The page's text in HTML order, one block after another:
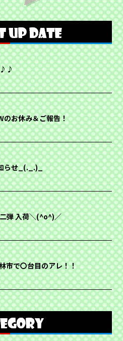
♪♪
のお休み＆ご報告！
らせ_(._.)_
弾 入荷＼(^o^)／
市で〇台目のアレ！！